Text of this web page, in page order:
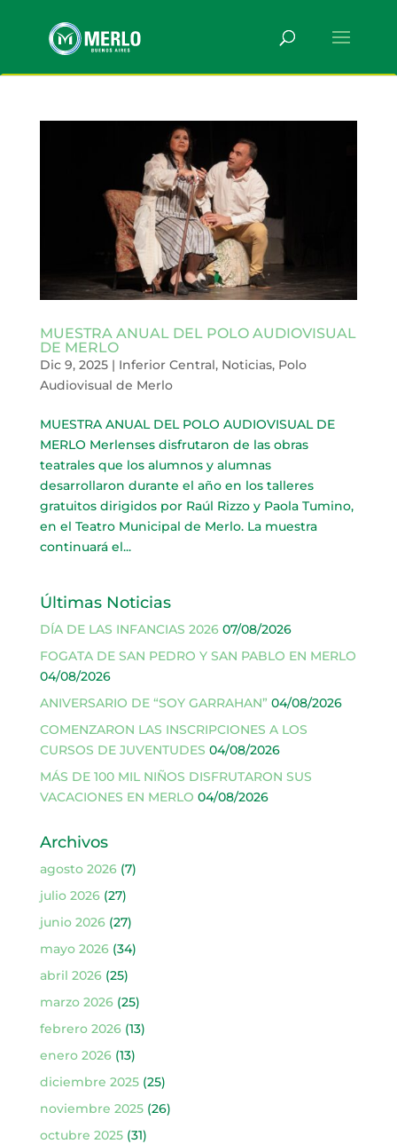
MUESTRA ANUAL DEL POLO AUDIOVISUAL
DE MERLO
Dic 9, 2025| Inferior Central, Noticias, Polo
Audiovisual de Merlo
MUESTRA ANUAL DEL POLO AUDIOVISUAL DE
MERLO Merlenses disfrutaron de las obras
teatrales que los alumnos y alumnas
desarrollaron durante el año en los talleres
gratuitos dirigidos por Raúl Rizzo y Paola Tumino,
en el Teatro Municipal de Merlo. La muestra
continuará el...
Últimas Noticias
DÍA DE LAS INFANCIAS 2026 07/08/2026
FOGATA DE SAN PEDRO Y SAN PABLO EN MERLO
04/08/2026
ANIVERSARIO DE “SOY GARRAHAN” 04/08/2026
COMENZARON LAS INSCRIPCIONES A LOS
CURSOS DE JUVENTUDES 04/08/2026
MÁS DE 100 MIL NIÑOS DISFRUTARON SUS
VACACIONES EN MERLO 04/08/2026
Archivos
agosto 2026(7)
julio 2026(27)
junio 2026(27)
mayo 2026(34)
abril 2026(25)
marzo 2026(25)
febrero 2026(13)
enero 2026(13)
diciembre 2025(25)
noviembre 2025(26)
octubre 2025(31)